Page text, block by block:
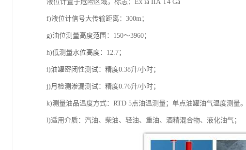
液位计置于危险区域，标志：Ex ia IIA T4 Ga
f)液位计信号大传输距离：300m；
g)油位测量高度范围：150～3960；
h)低测量水位高度：12.7；
i)油罐密闭性测试：精度0.38升/小时；
j)月检测渗漏测试：精度0.76升/小时；
k)测量油品温度方式：RTD 5点油温测量；单点油罐油气温度测量。
l)适用介质：汽油、柴油、轻油、重油、酒精混合物、液化油气；